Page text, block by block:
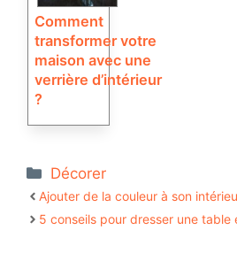
Comment
transformer votre
maison avec une
verrière d’intérieur
?
Catégories
Décorer
Ajouter de la couleur à son
5 conseils pour dresser une table